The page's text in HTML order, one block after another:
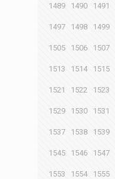
1489 1490 1491
1497 1498 1499
1505 1506 1507
1513 1514 1515
1521 1522 1523
1529 1530 1531
1537 1538 1539
1545 1546 1547
1553 1554 1555